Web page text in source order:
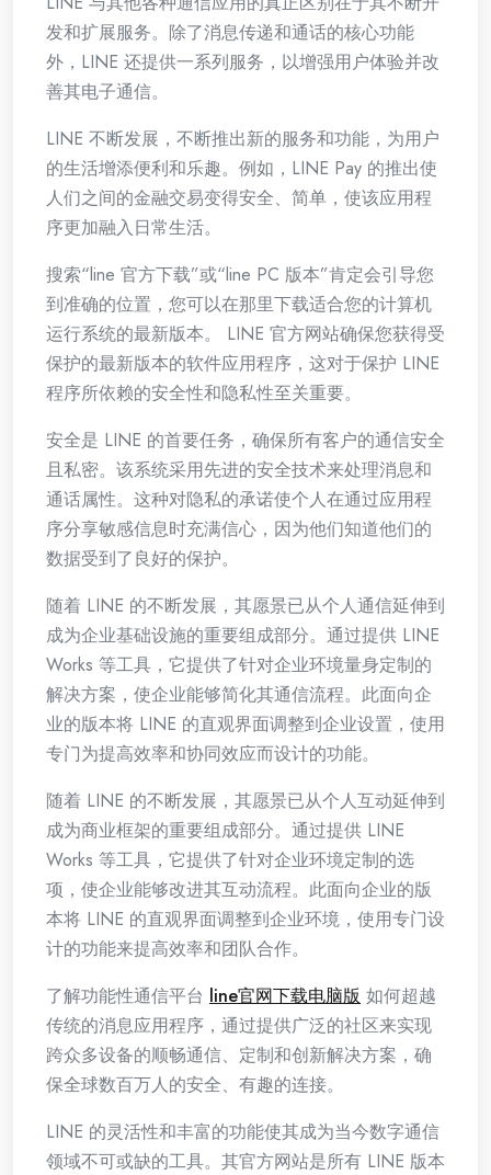
发和扩展服务。除了消息传递和通话的核心功能
外，LINE 还提供一系列服务，以增强用户体验并改
善其电子通信。
LINE 不断发展，不断推出新的服务和功能，为用户
的生活增添便利和乐趣。例如，LINE Pay 的推出使
人们之间的金融交易变得安全、简单，使该应用程
序更加融入日常生活。
搜索“line 官方下载”或“line PC 版本”肯定会引导您
到准确的位置，您可以在那里下载适合您的计算机
运行系统的最新版本。 LINE 官方网站确保您获得受
保护的最新版本的软件应用程序，这对于保护 LINE
程序所依赖的安全性和隐私性至关重要。
安全是 LINE 的首要任务，确保所有客户的通信安全
且私密。该系统采用先进的安全技术来处理消息和
通话属性。这种对隐私的承诺使个人在通过应用程
序分享敏感信息时充满信心，因为他们知道他们的
数据受到了良好的保护。
随着 LINE 的不断发展，其愿景已从个人通信延伸到
成为企业基础设施的重要组成部分。通过提供 LINE
Works 等工具，它提供了针对企业环境量身定制的
解决方案，使企业能够简化其通信流程。此面向企
业的版本将 LINE 的直观界面调整到企业设置，使用
专门为提高效率和协同效应而设计的功能。
随着 LINE 的不断发展，其愿景已从个人互动延伸到
成为商业框架的重要组成部分。通过提供 LINE
Works 等工具，它提供了针对企业环境定制的选
项，使企业能够改进其互动流程。此面向企业的版
本将 LINE 的直观界面调整到企业环境，使用专门设
计的功能来提高效率和团队合作。
了解功能性通信平台 line官网下载电脑版 如何超越
传统的消息应用程序，通过提供广泛的社区来实现
跨众多设备的顺畅通信、定制和创新解决方案，确
保全球数百万人的安全、有趣的连接。
LINE 的灵活性和丰富的功能使其成为当今数字通信
领域不可或缺的工具。其官方网站是所有 LINE 版本